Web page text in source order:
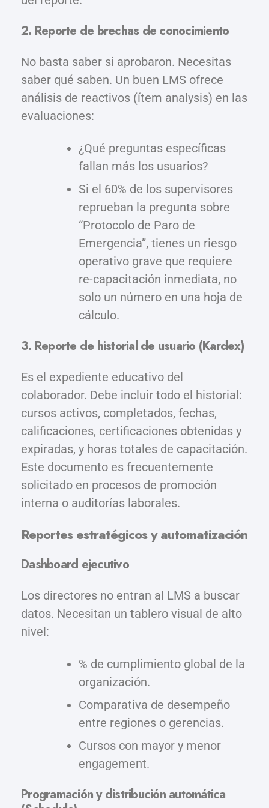
2. Reporte de brechas de conocimiento
No basta saber si aprobaron. Necesitas
saber qué saben. Un buen LMS ofrece
análisis de reactivos (ítem analysis) en las
evaluaciones:
¿Qué preguntas específicas
fallan más los usuarios?
Si el 60% de los supervisores
reprueban la pregunta sobre
“Protocolo de Paro de
Emergencia”, tienes un riesgo
operativo grave que requiere
re-capacitación inmediata, no
solo un número en una hoja de
cálculo.
3. Reporte de historial de usuario (Kardex)
Es el expediente educativo del
colaborador. Debe incluir todo el historial:
cursos activos, completados, fechas,
calificaciones, certificaciones obtenidas y
expiradas, y horas totales de capacitación.
Este documento es frecuentemente
solicitado en procesos de promoción
interna o auditorías laborales.
Reportes estratégicos y automatización
Dashboard ejecutivo
Los directores no entran al LMS a buscar
datos. Necesitan un tablero visual de alto
nivel:
% de cumplimiento global de la
organización.
Comparativa de desempeño
entre regiones o gerencias.
Cursos con mayor y menor
engagement.
Programación y distribución automática